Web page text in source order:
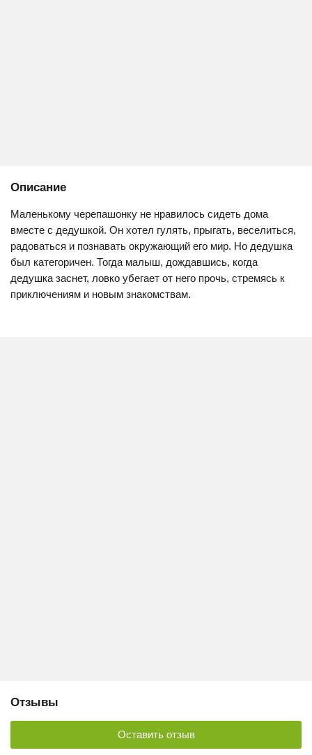
Описание
Маленькому черепашонку не нравилось сидеть дома
вместе с дедушкой. Он хотел гулять, прыгать, веселиться,
радоваться и познавать окружающий его мир. Но дедушка
был категоричен. Тогда малыш, дождавшись, когда
дедушка заснет, ловко убегает от него прочь, стремясь к
приключениям и новым знакомствам.
Отзывы
Оставить отзыв